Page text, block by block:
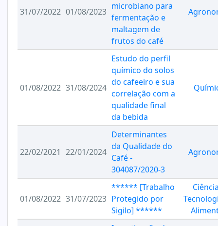
31/07/2022 01/08/2023
microbiano para
fermentação e
maltagem de
frutos do café
01/08/2022 31/08/2024
Estudo do perfil
químico do solos
do cafeeiro e sua
correlação com a
qualidade final
da bebida
22/02/2021 22/01/2024
Determinantes
da Qualidade do
Café -
304087/2020-3
01/08/2022 31/07/2023
****** [Trabalho
Protegido por
Sigilo] ******